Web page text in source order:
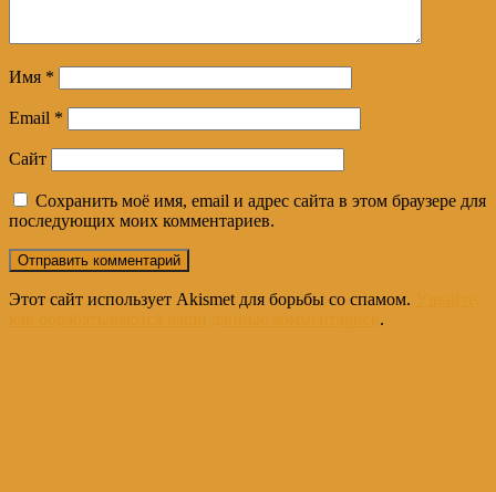
Имя *
Email *
Сайт
Сохранить моё имя, email и адрес сайта в этом браузере для
последующих моих комментариев.
Этот сайт использует Akismet для борьбы со спамом.
.